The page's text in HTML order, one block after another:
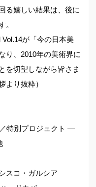
る嬉しい結果は、後に
。
Vol.14が「今の日本美
り、2010年の美術界に
を切望しながら皆さま
より抜粋）
特別プロジェクト —
コ・ガルシア